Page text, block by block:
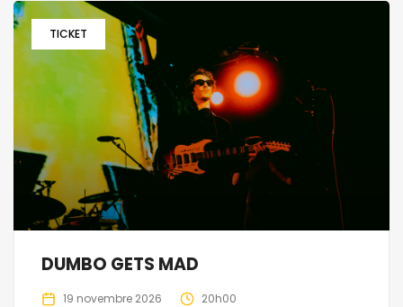
TICKET
DUMBO GETS MAD
19 novembre 2026
20h00